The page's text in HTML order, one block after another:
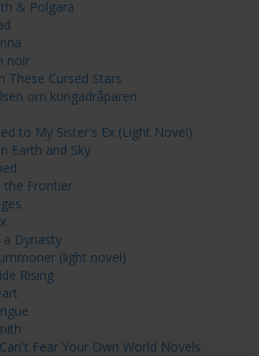
& Polgara
noir
These Cursed Stars
om kungadråparen
to My Sister's Ex (Light Novel)
Earth and Sky
the Frontier
Dynasty
(light novel)
Rising
Fear Your Own World Novels